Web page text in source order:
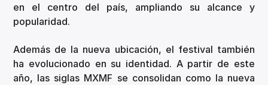
en el centro del país, ampliando su alcance y
popularidad.
Además de la nueva ubicación, el festival también
ha evolucionado en su identidad. A partir de este
año, las siglas MXMF se consolidan como la nueva